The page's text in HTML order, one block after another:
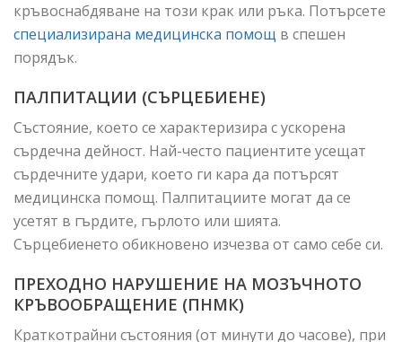
кръвоснабдяване на този крак или ръка. Потърсете
специализирана медицинска помощ в спешен
порядък.
ПАЛПИТАЦИИ (СЪРЦЕБИЕНЕ)
Състояние, което се характеризира с ускорена
сърдечна дейност. Най-често пациентите усещат
сърдечните удари, което ги кара да потърсят
медицинска помощ. Палпитациите могат да се
усетят в гърдите, гърлото или шията.
Сърцебиенето обикновено изчезва от само себе си.
ПРЕХОДНО НАРУШЕНИЕ НА МОЗЪЧНОТО
КРЪВООБРАЩЕНИЕ (ПНМК)
Краткотрайни състояния (от минути до часове), при